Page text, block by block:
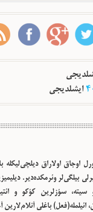
ایشلدیجی
اوجاق اولا‌راق دیلچی‌لیکله
بیلگی‌لر وئرمکده‌دیر.
سؤزلرین کؤکو و
باغلی آنلام‌لارین